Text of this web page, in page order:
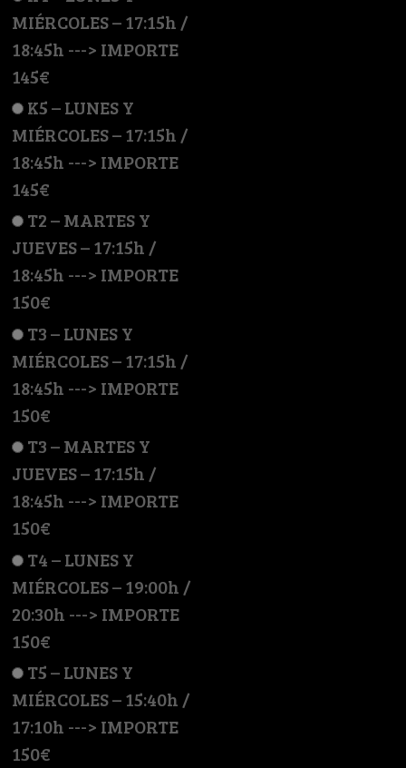
MIÉRCOLES – 17:15h /
18:45h ---> IMPORTE
145€
K5 – LUNES Y
MIÉRCOLES – 17:15h /
18:45h ---> IMPORTE
145€
T2 – MARTES Y
JUEVES – 17:15h /
18:45h ---> IMPORTE
150€
T3 – LUNES Y
MIÉRCOLES – 17:15h /
18:45h ---> IMPORTE
150€
T3 – MARTES Y
JUEVES – 17:15h /
18:45h ---> IMPORTE
150€
T4 – LUNES Y
MIÉRCOLES – 19:00h /
20:30h ---> IMPORTE
150€
T5 – LUNES Y
MIÉRCOLES – 15:40h /
17:10h ---> IMPORTE
150€